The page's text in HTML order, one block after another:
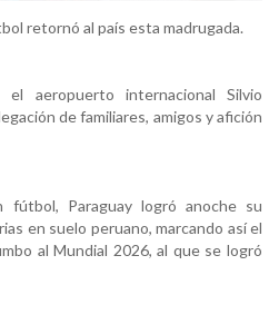
retornó al país esta madrugada.
aeropuerto internacional Silvio
de familiares, amigos y afición
fútbol, Paraguay logró anoche su
en suelo peruano, marcando así el
al Mundial 2026, al que se logró